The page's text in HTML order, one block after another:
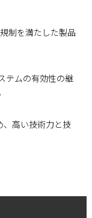
制を満たした製品
テムの有効性の継
高い技術力と技